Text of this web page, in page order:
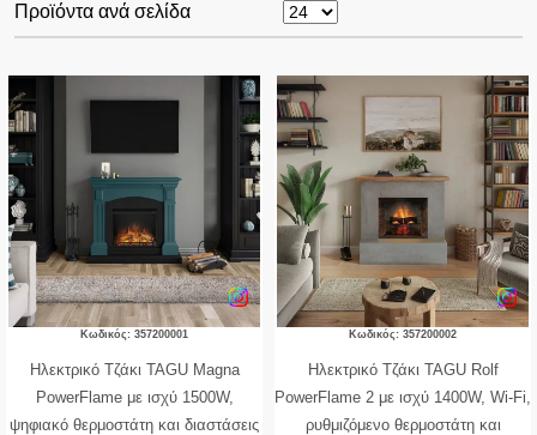
Προϊόντα ανά σελίδα
Κωδικός: 357200001
Ηλεκτρικό Τζάκι TAGU Magna
PowerFlame με ισχύ 1500W,
ψηφιακό θερμοστάτη και διαστάσεις
Κωδικός: 357200002
Ηλεκτρικό Τζάκι TAGU Rolf
PowerFlame 2 με ισχύ 1400W, Wi-Fi,
ρυθμιζόμενο θερμοστάτη και